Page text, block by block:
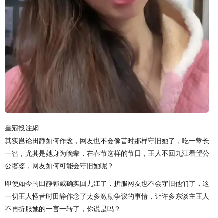
皇冠投注網
其实岂论田静如何作念，网友也不会像昔时那样守旧她了，吃一堑长
一智，尤其是她身为晚辈，在春节这样的节日，王人不回九江看望公
公婆婆，网友如何可能会守旧她呢？
即使如今的田静郭威确实回九江了，折服网友也不会守旧他们了，这
一切王人怪昔时田静作念了太多激励争议的事情，让许多东谈主王人
不再折服她的一言一转了，你说是吗？